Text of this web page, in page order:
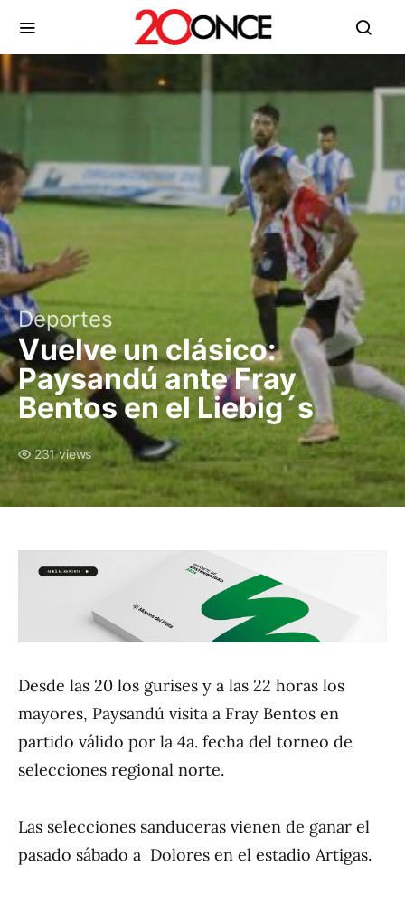
Deportes
Vuelve un clásico:
Paysandú ante Fray
Bentos en el Liebig´s
231 views
Desde las 20 los gurises y a las 22 horas los
mayores, Paysandú visita a Fray Bentos en
partido válido por la 4a. fecha del torneo de
selecciones regional norte.
Las selecciones sanduceras vienen de ganar el
pasado sábado a Dolores en el estadio Artigas.